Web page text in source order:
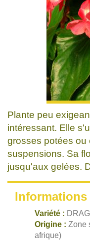
Plante peu
intéressant. Elle
grosses potées ou
suspensions. Sa
jusqu'aux gelées.
Variété :
Origine : Zone
afrique)